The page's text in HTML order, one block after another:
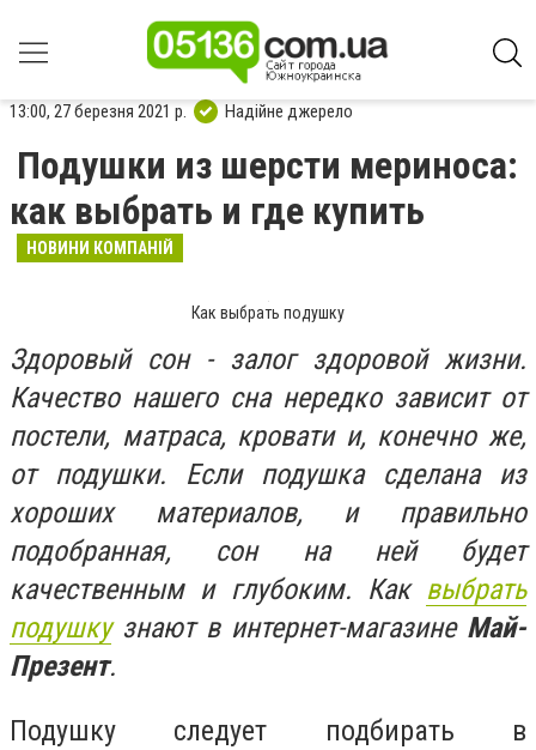
13:00, 27 березня 2021 р. Надійне джерело
Подушки из шерсти мериноса:
как выбрать и где купить
НОВИНИ КОМПАНІЙ
Как выбрать подушку
Здоровый сон - залог здоровой жизни.
Качество нашего сна нередко зависит от
постели, матраса, кровати и, конечно же,
от подушки. Если подушка сделана из
хороших материалов, и правильно
подобранная, сон на ней будет
качественным и глубоким. Как выбрать
подушкузнают в интернет-магазине Май-
Презент.
Подушку следует подбирать в